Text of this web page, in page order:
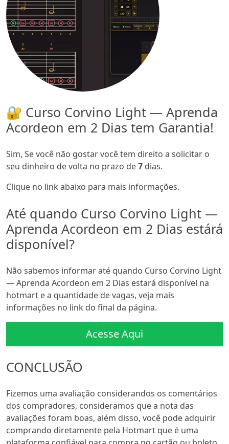
🔐 Curso Corvino Light — Aprenda
Acordeon em 2 Dias tem Garantia!
Sim, Se você não gostar você tem direito a solicitar o
seu dinheiro de volta no prazo de7 dias.
Clique no link abaixo para mais informações.
Até quando Curso Corvino Light —
Aprenda Acordeon em 2 Dias estárá
disponível?
Não sabemos informar até quando Curso Corvino Light
— Aprenda Acordeon em 2 Dias estará disponível na
hotmart e a quantidade de vagas, veja mais
informações no link do final da página.
Acesse Aqui
CONCLUSÃO
Fizemos uma avaliação considerandos os comentários
dos compradores, consideramos que a nota das
avaliações foram boas, além disso, você pode adquirir
comprando diretamente pela Hotmart que é uma